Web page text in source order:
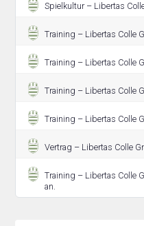
Spielkultur – Libertas
Training – Libertas Colle
Training – Libertas Colle
Training – Libertas Colle
Training – Libertas Colle
Vertrag – Libertas Colle
Training – Libertas Colle
an.